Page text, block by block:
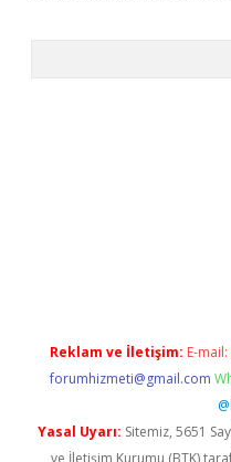
Reklam ve İletişim: E-mail:
forumhizmeti@gmail.com
Yasal Uyarı: Sitemiz, 5651
ve İletişim Kurumu (BTK)